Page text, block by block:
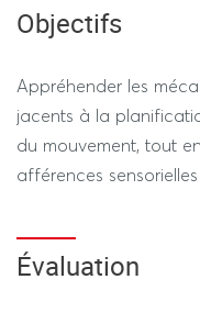
ganglions de la base.
travaux dirigés
particulièrement le
interaction dynamique
et son environnement
Objectifs
Appréhender les
jacents à la
du mouvement, tout
afférences
Évaluation